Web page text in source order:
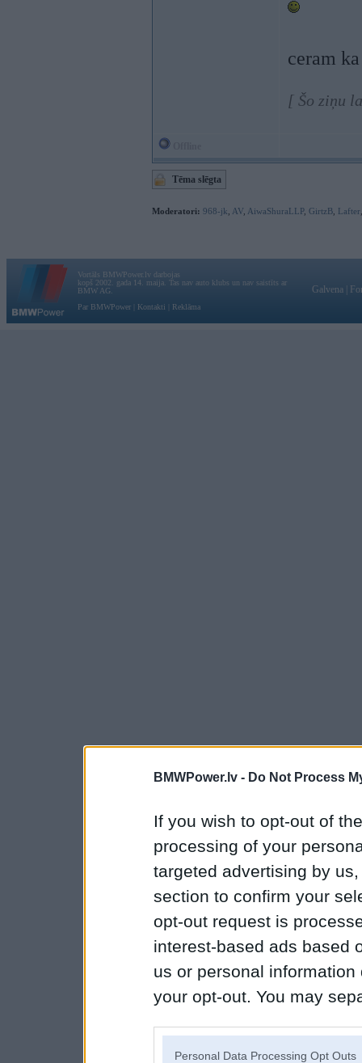
BMWPower.lv - Do Not Process
If you wish to opt-out of
processing of your
targeted advertising by
section to confirm your
opt-out request is
interest-based ads based
us or personal
your opt-out. You may
Personal Data Processing Opt Outs
ceram
[ Šo ziņu
Tēma slēgta
Moderatori: 968-jk AV AiwaShuraLLP, GirtzB Lafter
Vortāls BMWPower.lv darbojas
kopš 2002. gada 14. maija. Tas nav auto klubs un nav saistīts ar
BMW AG.
Par BMWPower
Kontakti Reklāma
Galvena